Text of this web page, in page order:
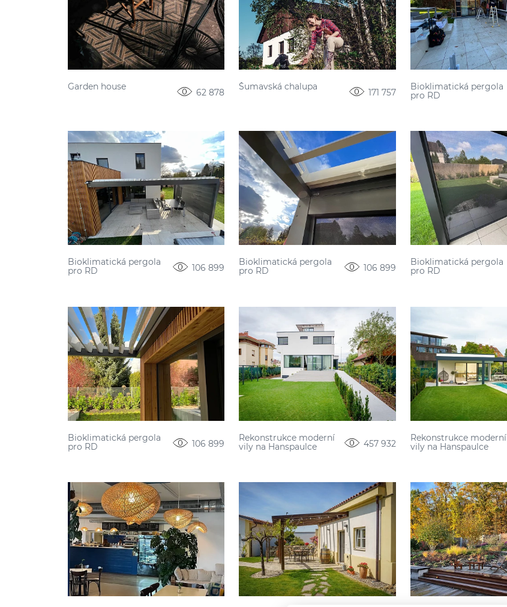
Garden house
62 878
Šumavská chalupa
171 757
Bioklimatická pergola
pro RD
Bioklimatická pergola
pro RD
106 899
Bioklimatická pergola
pro RD
106 899
Bioklimatická pergola
pro RD
Bioklimatická pergola
pro RD
106 899
Rekonstrukce moderní
vily na Hanspaulce
457 932
Rekonstrukce moderní
vily na Hanspaulce